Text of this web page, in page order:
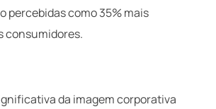
percebidas como 35% mais
consumidores.
da imagem corporativa